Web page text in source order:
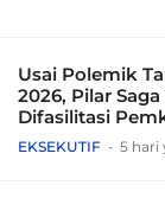
Usai Polemik
2026, Pilar
Difasilitasi
EKSEKUTIF 5 hari